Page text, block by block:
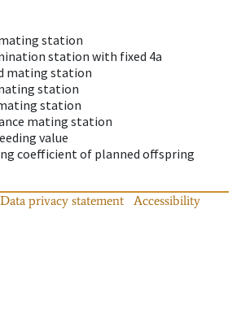
station
station with fixed 4a
mating station
station
station
mating station
value
coefficient of planned offspring
Data privacy statement
Accessibility